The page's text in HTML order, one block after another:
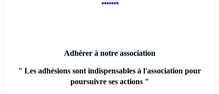
*******
Adhérer à notre association
" Les adhésions sont indispensables à l'association pour
poursuivre ses actions "